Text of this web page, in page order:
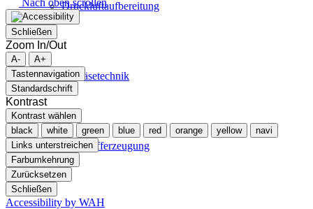
Druckluftaufbereitung
Gebläsetechnik
Stickstofferzeugung
Schließen
Zoom In/Out
A-
A+
Tastennavigation
Standardschrift
Kontrast
Kontrast wählen
black
white green blue red orange yellow
navi
Links unterstreichen
Farbumkehrung
Zurücksetzen
Schließen
Accessibility by WAH